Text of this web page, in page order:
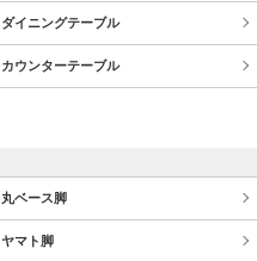
ダイニングテーブル
カウンターテーブル
丸ベース脚
ヤマト脚